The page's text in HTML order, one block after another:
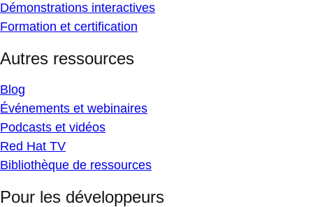
Démonstrations interactives
Formation et certification
Autres ressources
Blog
Événements et webinaires
Podcasts et vidéos
Red Hat TV
Bibliothèque de ressources
Pour les développeurs